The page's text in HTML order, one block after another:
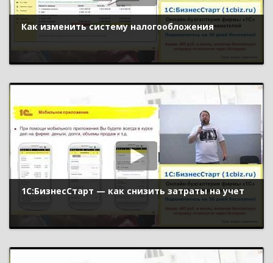
Как изменить систему налогообложения
1С:БизнесСтарт — как снизить затраты на учет